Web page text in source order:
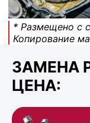
* Размещено с
Копирование
ЗАМЕНА
ЦЕНА: